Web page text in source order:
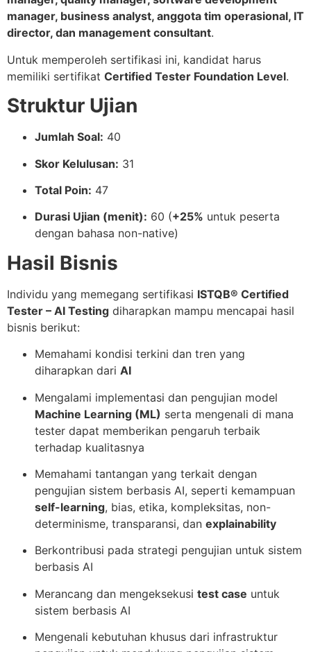
manager, business analyst, anggota tim operasional, IT
director, dan management consultant.
Untuk memperoleh sertifikasi ini, kandidat harus
memiliki sertifikat Certified Tester Foundation Level.
Struktur Ujian
Jumlah Soal: 40
Skor Kelulusan: 31
Total Poin: 47
Durasi Ujian (menit): 60 (+25% untuk peserta
dengan bahasa non-native)
Hasil Bisnis
Individu yang memegang sertifikasi ISTQB® Certified
Tester – AI Testing diharapkan mampu mencapai hasil
bisnis berikut:
Memahami kondisi terkini dan tren yang
diharapkan dari AI
Mengalami implementasi dan pengujian model
Machine Learning (ML) serta mengenali di mana
tester dapat memberikan pengaruh terbaik
terhadap kualitasnya
Memahami tantangan yang terkait dengan
pengujian sistem berbasis AI, seperti kemampuan
self-learning, bias, etika, kompleksitas, non-
determinisme, transparansi, dan explainability
Berkontribusi pada strategi pengujian untuk sistem
berbasis AI
Merancang dan mengeksekusi test case untuk
sistem berbasis AI
Mengenali kebutuhan khusus dari infrastruktur